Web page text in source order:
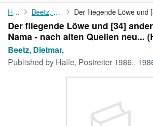
My Account
My Purchases
Advanced Search
Browse Collections
Home Beetz, Dietmar,
Der fliegende Löwe und [34]
Nama - nach alten Quellen neu...
Beetz, Dietmar,
Published by Halle, Postreiter 1986.,